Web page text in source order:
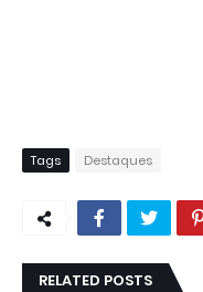
Tags Destaques
RELATED POSTS